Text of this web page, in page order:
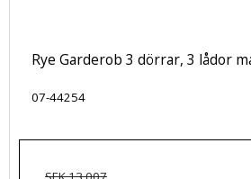
Rye Garderob 3 dörrar, 3 lådor
07-44254